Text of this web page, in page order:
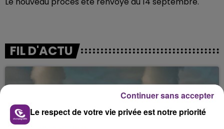
FIL D'ACTU
Le respect de votre vie privée est notre priorité
Continuer sans accepter